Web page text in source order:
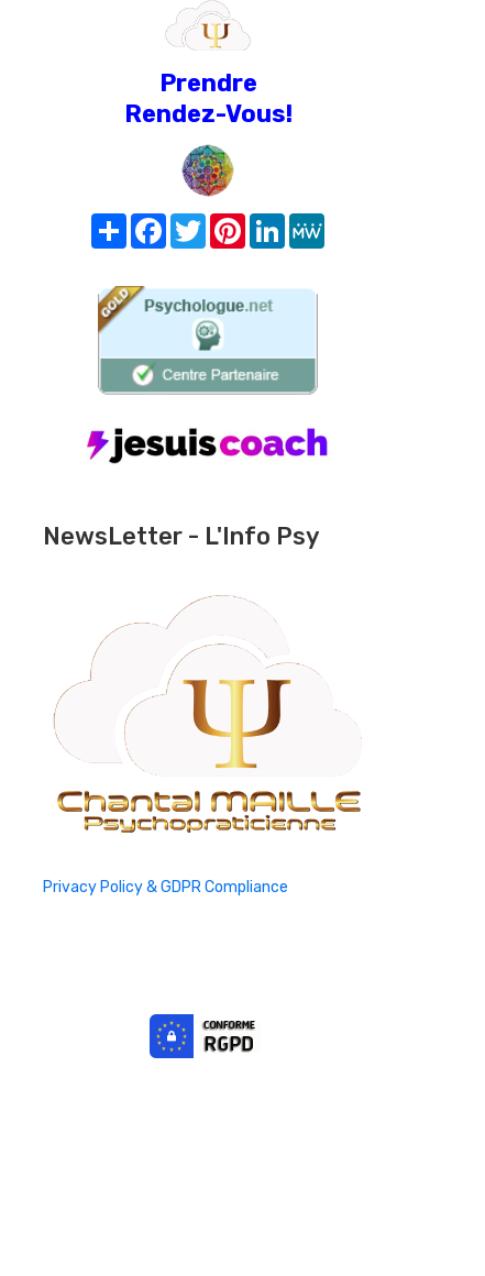
Prendre
Rendez-Vous!
Share FacebookTwitterPinterest
LinkedIn
NewsLetter - L'Info Psy
Privacy Policy & GDPR Compliance